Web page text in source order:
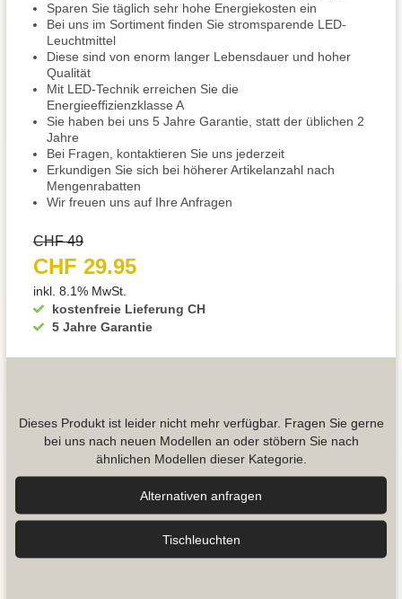
Sparen Sie täglich sehr hohe Energiekosten ein
Bei uns im Sortiment finden Sie stromsparende LED-
Leuchtmittel
Diese sind von enorm langer Lebensdauer und hoher
Qualität
Mit LED-Technik erreichen Sie die
Energieeffizienzklasse A
Sie haben bei uns 5 Jahre Garantie, statt der üblichen 2
Jahre
Bei Fragen, kontaktieren Sie uns jederzeit
Erkundigen Sie sich bei höherer Artikelanzahl nach
Mengenrabatten
Wir freuen uns auf Ihre Anfragen
kostenfreie Lieferung CH
5 Jahre Garantie
CHF 49
CHF 29.95
inkl. 8.1% MwSt.
Dieses Produkt ist leider nicht mehr verfügbar. Fragen Sie gerne
bei uns nach neuen Modellen an oder stöbern Sie nach
ähnlichen Modellen dieser Kategorie.
Alternativen anfragen
Tisch­leuchten